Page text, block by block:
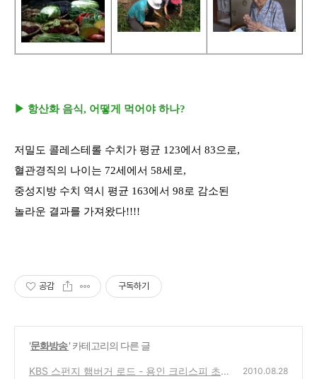
▶ 항산화 음식, 어떻게 먹어야 하나?
저밀도 콜레스테롤 수치가 평균 123에서 83으로,
혈관경직의 나이는 72세에서 58세로,
중성지방 수치 역시 평균 163에서 98로 감소된
놀라운 결과를 가져왔다!!!!
공감 구독하기
'문화방송' 카테고리의 다른 글
KBS 스펀지 햄버거 로드 - 용인 크리스피 초콜
2010.08.28